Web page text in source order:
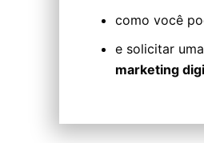
como você
e solicitar
marketing